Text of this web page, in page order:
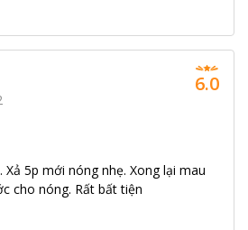
5p mới nóng nhẹ. Xong lại mau
cho nóng. Rất bất tiện
6.0